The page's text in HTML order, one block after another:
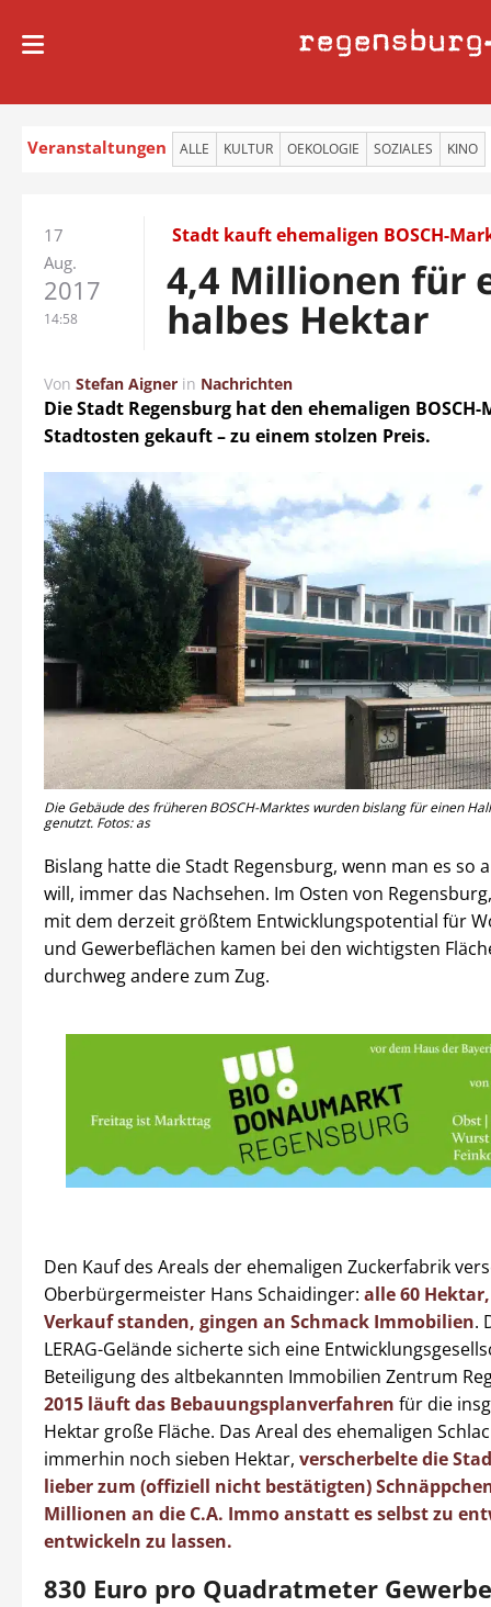
regensburg
Veranstaltungen ALLE KULTUR OEKOLOGIE SOZIALES KINO
17
Aug.
2017
14:58
Stadt kauft ehemaligen BOSCH-
4,4 Millionen für
halbes Hektar
Von Stefan Aigner in Nachrichten
Die Stadt Regensburg hat den ehemaligen
Stadtosten gekauft – zu einem stolzen Preis.
Die Gebäude des früheren BOSCH-Marktes wurden bislang für einen
genutzt. Fotos: as
Bislang hatte die Stadt Regensburg, wenn man es so
will, immer das Nachsehen. Im Osten von
mit dem derzeit größtem Entwicklungspotential für
und Gewerbeflächen kamen bei den wichtigsten
durchweg andere zum Zug.
Den Kauf des Areals der ehemaligen Zuckerfabrik
Oberbürgermeister Hans Schaidinger: alle 60
Verkauf standen, gingen an Schmack Immobilien.
LERAG-Gelände sicherte sich eine
Beteiligung des altbekannten Immobilien Zentrum
2015 läuft das Bebauungsplanverfahren für die
Hektar große Fläche. Das Areal des ehemaligen
immerhin noch sieben Hektar, verscherbelte die
lieber zum (offiziell nicht bestätigten)
Millionen an die C.A. Immo anstatt es selbst zu
entwickeln zu lassen.
830 Euro pro Quadratmeter